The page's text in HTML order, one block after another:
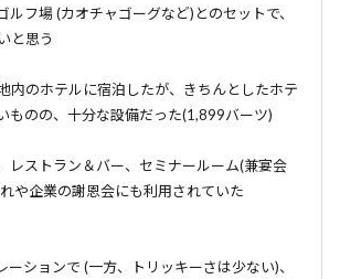
ルフ場 (カオチャゴーグなど)とのセットで、
と思う
内のホテルに宿泊したが、きちんとしたホテ
ものの、十分な設備だった(1,899バーツ)
レストラン＆バー、セミナールーム(兼宴会
や企業の謝恩会にも利用されていた
ションで (一方、トリッキーさは少ない)、